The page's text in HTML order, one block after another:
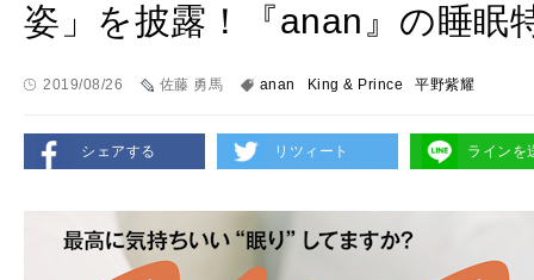
姿」を披露！『anan』の睡眠
2019/08/26 佐藤 勇馬 anan King & Prince 平野紫耀
シェアする リツィート ラインを